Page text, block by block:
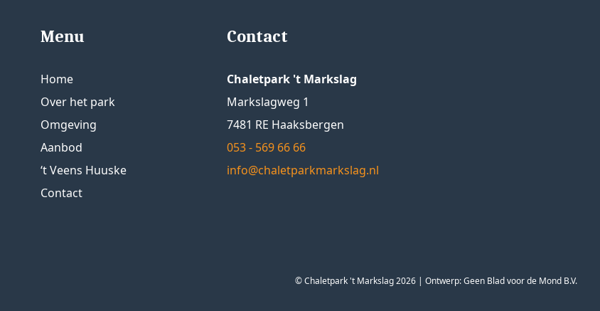
Menu
Home
Over het park
Omgeving
Aanbod
‘t Veens Huuske
Contact
Contact
Chaletpark 't Markslag
Markslagweg 1
7481 RE Haaksbergen
053 - 569 66 66
info@chaletparkmarkslag.nl
© Chaletpark 't Markslag 2026 | Ontwerp:Geen Blad voor de Mond B.V.